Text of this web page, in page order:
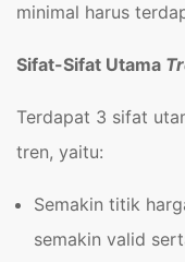
minimal harus
Sifat-Sifat Utama
Terdapat 3 sifat
tren, yaitu:
Semakin titik
semakin valid